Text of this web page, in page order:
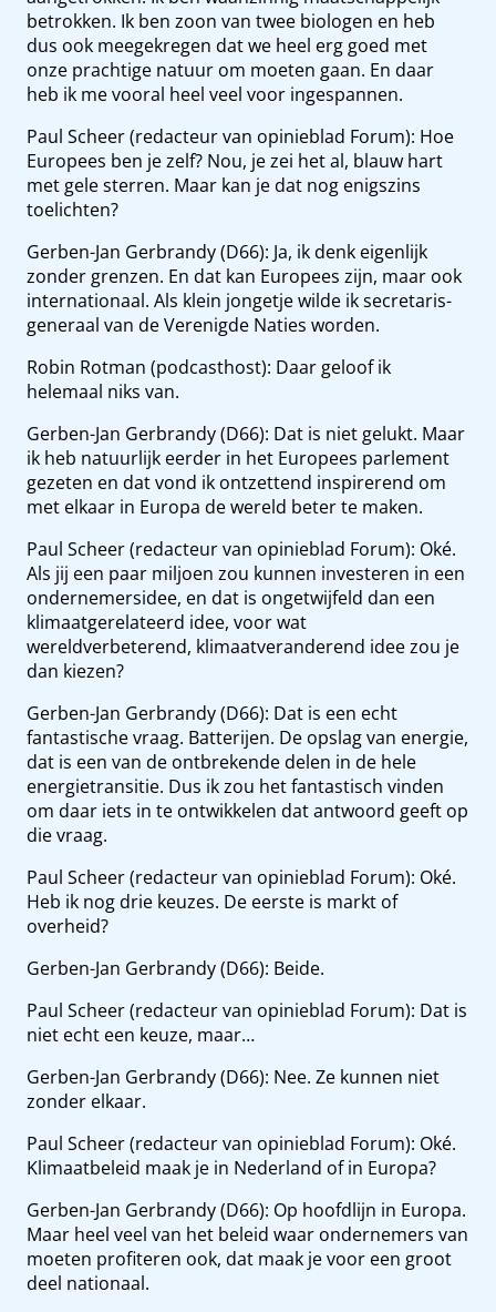
betrokken. Ik ben zoon van twee biologen en heb
dus ook meegekregen dat we heel erg goed met
onze prachtige natuur om moeten gaan. En daar
heb ik me vooral heel veel voor ingespannen.
Paul Scheer (redacteur van opinieblad Forum): Hoe
Europees ben je zelf? Nou, je zei het al, blauw hart
met gele sterren. Maar kan je dat nog enigszins
toelichten?
Gerben-Jan Gerbrandy (D66): Ja, ik denk eigenlijk
zonder grenzen. En dat kan Europees zijn, maar ook
internationaal. Als klein jongetje wilde ik secretaris-
generaal van de Verenigde Naties worden.
Robin Rotman (podcasthost): Daar geloof ik
helemaal niks van.
Gerben-Jan Gerbrandy (D66): Dat is niet gelukt. Maar
ik heb natuurlijk eerder in het Europees parlement
gezeten en dat vond ik ontzettend inspirerend om
met elkaar in Europa de wereld beter te maken.
Paul Scheer (redacteur van opinieblad Forum): Oké.
Als jij een paar miljoen zou kunnen investeren in een
ondernemersidee, en dat is ongetwijfeld dan een
klimaatgerelateerd idee, voor wat
wereldverbeterend, klimaatveranderend idee zou je
dan kiezen?
Gerben-Jan Gerbrandy (D66): Dat is een echt
fantastische vraag. Batterijen. De opslag van energie,
dat is een van de ontbrekende delen in de hele
energietransitie. Dus ik zou het fantastisch vinden
om daar iets in te ontwikkelen dat antwoord geeft op
die vraag.
Paul Scheer (redacteur van opinieblad Forum): Oké.
Heb ik nog drie keuzes. De eerste is markt of
overheid?
Gerben-Jan Gerbrandy (D66): Beide.
Paul Scheer (redacteur van opinieblad Forum): Dat is
niet echt een keuze, maar…
Gerben-Jan Gerbrandy (D66): Nee. Ze kunnen niet
zonder elkaar.
Paul Scheer (redacteur van opinieblad Forum): Oké.
Klimaatbeleid maak je in Nederland of in Europa?
Gerben-Jan Gerbrandy (D66): Op hoofdlijn in Europa.
Maar heel veel van het beleid waar ondernemers van
moeten profiteren ook, dat maak je voor een groot
deel nationaal.